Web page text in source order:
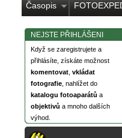
Časopis
NEJSTE PŘIHLÁŠENI
Když se zaregistrujete a
přihlásíte, získáte možnost
komentovat vkládat
fotografie , nahlížet do
katalogu fotoaparátů a
objektivů a mnoho dalších
výhod.